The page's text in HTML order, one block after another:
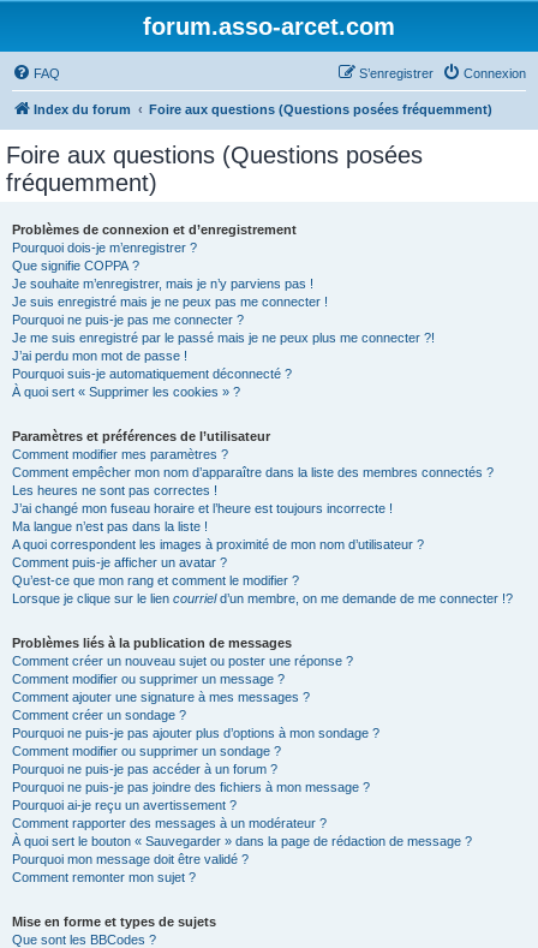
forum.asso-arcet.com
FAQ Connexion
S’enregistrer
Index du forum Foire aux questions (Questions posées fréquemment)
Foire aux questions (Questions posées
fréquemment)
Problèmes de connexion et d’enregistrement
Pourquoi dois-je m’enregistrer ?
Que signifie COPPA ?
Je souhaite m’enregistrer, mais je n’y parviens pas !
Je suis enregistré mais je ne peux pas me connecter !
Pourquoi ne puis-je pas me connecter ?
Je me suis enregistré par le passé mais je ne peux plus me connecter ?!
J’ai perdu mon mot de passe !
Pourquoi suis-je automatiquement déconnecté ?
À quoi sert « Supprimer les cookies » ?
Paramètres et préférences de l’utilisateur
Comment modifier mes paramètres ?
Comment empêcher mon nom d’apparaître dans la liste des membres connectés ?
Les heures ne sont pas correctes !
J’ai changé mon fuseau horaire et l’heure est toujours incorrecte !
Ma langue n’est pas dans la liste !
A quoi correspondent les images à proximité de mon nom d’utilisateur ?
Comment puis-je afficher un avatar ?
Qu’est-ce que mon rang et comment le modifier ?
Lorsque je clique sur le lien courrield’un membre, on me demande de me connecter !?
Problèmes liés à la publication de messages
Comment créer un nouveau sujet ou poster une réponse ?
Comment modifier ou supprimer un message ?
Comment ajouter une signature à mes messages ?
Comment créer un sondage ?
Pourquoi ne puis-je pas ajouter plus d’options à mon sondage ?
Comment modifier ou supprimer un sondage ?
Pourquoi ne puis-je pas accéder à un forum ?
Pourquoi ne puis-je pas joindre des fichiers à mon message ?
Pourquoi ai-je reçu un avertissement ?
Comment rapporter des messages à un modérateur ?
À quoi sert le bouton « Sauvegarder » dans la page de rédaction de message ?
Pourquoi mon message doit être validé ?
Comment remonter mon sujet ?
Mise en forme et types de sujets
Que sont les BBCodes ?